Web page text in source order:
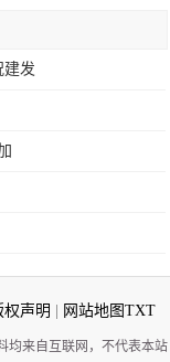
建发
权声明 网站地图TXT
均来自互联网，不代表本站